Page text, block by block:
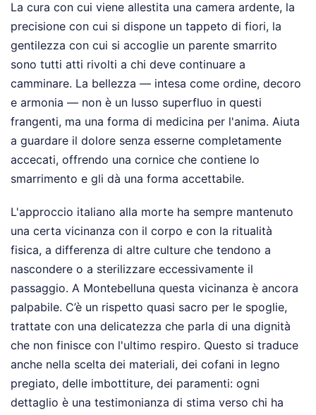
La cura con cui viene allestita una camera ardente, la
precisione con cui si dispone un tappeto di fiori, la
gentilezza con cui si accoglie un parente smarrito
sono tutti atti rivolti a chi deve continuare a
camminare. La bellezza — intesa come ordine, decoro
e armonia — non è un lusso superfluo in questi
frangenti, ma una forma di medicina per l'anima. Aiuta
a guardare il dolore senza esserne completamente
accecati, offrendo una cornice che contiene lo
smarrimento e gli dà una forma accettabile.
L'approccio italiano alla morte ha sempre mantenuto
una certa vicinanza con il corpo e con la ritualità
fisica, a differenza di altre culture che tendono a
nascondere o a sterilizzare eccessivamente il
passaggio. A Montebelluna questa vicinanza è ancora
palpabile. C’è un rispetto quasi sacro per le spoglie,
trattate con una delicatezza che parla di una dignità
che non finisce con l'ultimo respiro. Questo si traduce
anche nella scelta dei materiali, dei cofani in legno
pregiato, delle imbottiture, dei paramenti: ogni
dettaglio è una testimonianza di stima verso chi ha